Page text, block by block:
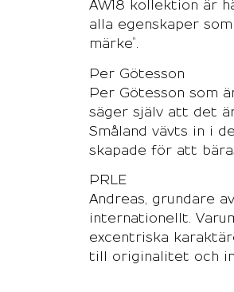
AW18 kollektion är
alla egenskaper
märke”.
Per Götesson
Per Götesson som
säger själv att det
Småland vävts in i
skapade för att
PRLE
Andreas, grundare
internationellt.
excentriska
till originalitet och